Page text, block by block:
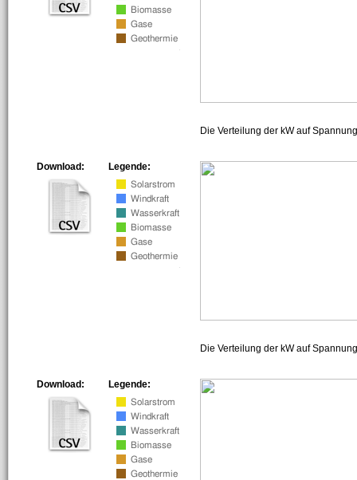
Die Verteilung der kW auf
Legende:
Download:
Die Verteilung der kW auf
Legende:
Download: